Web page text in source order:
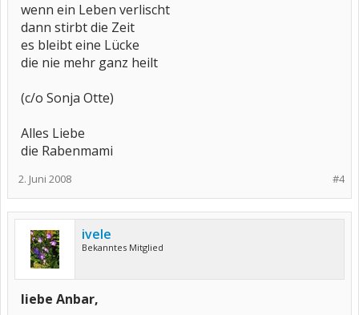
wenn ein Leben verlischt
dann stirbt die Zeit
es bleibt eine Lücke
die nie mehr ganz heilt
(c/o Sonja Otte)
Alles Liebe
die Rabenmami
#4
2. Juni 2008
ivele
Bekanntes Mitglied
liebe Anbar,